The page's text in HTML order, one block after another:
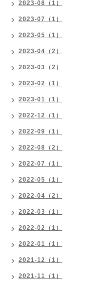
2023-08（1）
2023-07（1）
2023-05（1）
2023-04（2）
2023-03（2）
2023-02（1）
2023-01（1）
2022-12（1）
2022-09（1）
2022-08（2）
2022-07（1）
2022-05（1）
2022-04（2）
2022-03（1）
2022-02（1）
2022-01（1）
2021-12（1）
2021-11（1）